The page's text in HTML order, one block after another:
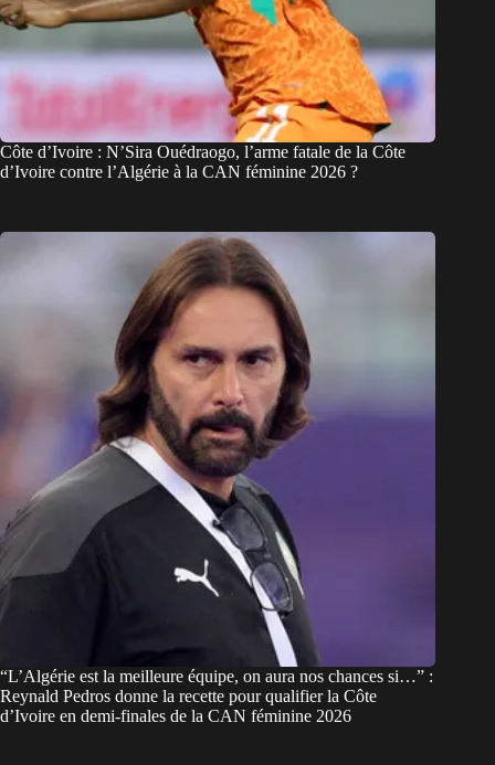
Côte d’Ivoire : N’Sira Ouédraogo, l’arme fatale de la Côte
d’Ivoire contre l’Algérie à la CAN féminine 2026 ?
“L’Algérie est la meilleure équipe, on aura nos chances si…” :
Reynald Pedros donne la recette pour qualifier la Côte
d’Ivoire en demi-finales de la CAN féminine 2026